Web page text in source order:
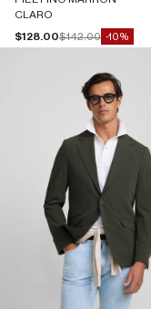
CLARO
Precio de oferta
$128.00Precio normal
$142.00 -10%